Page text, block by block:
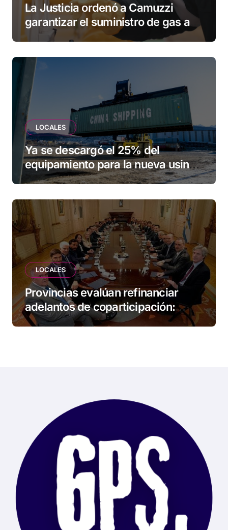
La Justicia ordenó a Camuzzi
garantizar el suministro de gas a
una familia de Tolhuin
LOCALES
Ya se descargó el 25% del
equipamiento para la nueva usina
de Ushuaia
LOCALES
Provincias evalúan refinanciar
adelantos de coparticipación:
Tierra del Fuego, entre las